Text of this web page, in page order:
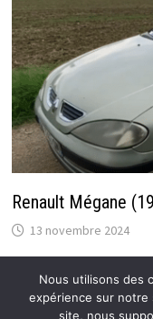
Renault Mégane
13 novembre 2024
Nous utilisons des
expérience sur notre
site, nous